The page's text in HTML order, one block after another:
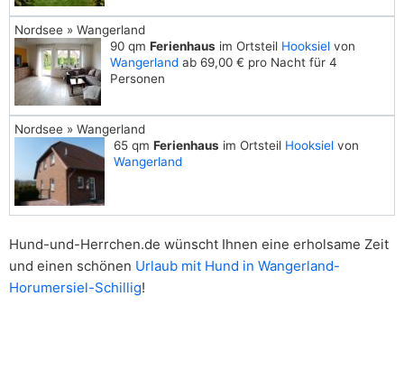
Nordsee » Wangerland
90 qm Ferienhaus im Ortsteil Hooksiel von
Wangerland ab 69,00 € pro Nacht für 4
Personen
Nordsee » Wangerland
65 qm Ferienhaus im Ortsteil Hooksiel von
Wangerland
Hund-und-Herrchen.de wünscht Ihnen eine erholsame Zeit
und einen schönen Urlaub mit Hund in Wangerland-
Horumersiel-Schillig!